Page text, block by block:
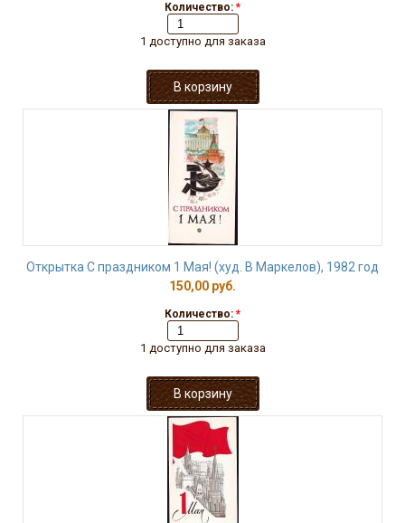
Количество: *
1 доступно для заказа
Открытка С праздником 1 Мая! (худ. В Маркелов), 1982 год
150,00 руб.
Количество: *
1 доступно для заказа